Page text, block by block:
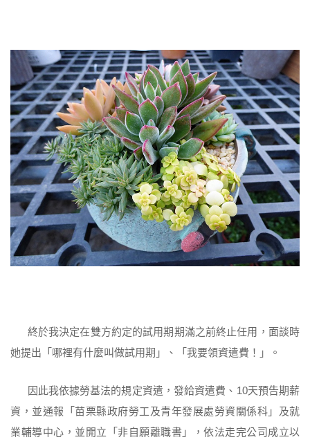
終於我決定在雙方約定的試用期期滿之前終止任用，面談時
她提出「哪裡有什麼叫做試用期」、「我要領資遣費！」。
因此我依據勞基法的規定資遣，發給資遣費、10天預告期薪
資，並通報「苗栗縣政府勞工及青年發展處勞資關係科」及就
業輔導中心，並開立「非自願離職書」，依法走完公司成立以